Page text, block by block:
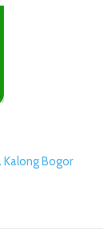
Kalong Bogor